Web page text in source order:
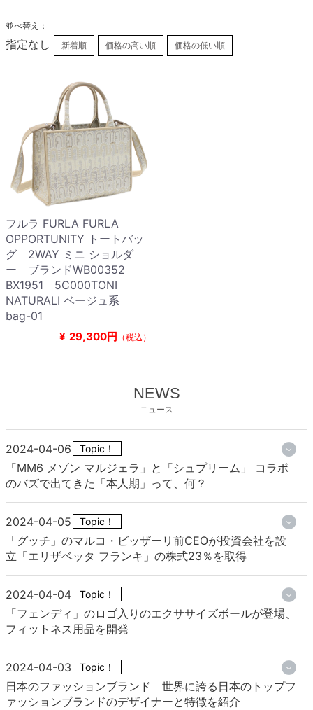
並べ替え：
指定なし 新着順 価格の高い順 価格の低い順
フルラ FURLA FURLA
OPPORTUNITY トートバッ
グ 2WAY ミニ ショルダ
ー ブランドWB00352
BX1951 5C000TONI
NATURALI ベージュ系
bag-01
¥ 29,300円 （税込）
NEWS
ニュース
2024-04-06 Topic！
「MM6 メゾン マルジェラ」と「シュプリーム」 コラボ
のバズで出てきた「本人期」って、何？
2024-04-05 Topic！
「グッチ」のマルコ・ビッザーリ前CEOが投資会社を設
立「エリザベッタ フランキ」の株式23％を取得
2024-04-04 Topic！
「フェンディ」のロゴ入りのエクササイズボールが登場、
フィットネス用品を開発
2024-04-03 Topic！
日本のファッションブランド 世界に誇る日本のトップフ
ァッションブランドのデザイナーと特徴を紹介